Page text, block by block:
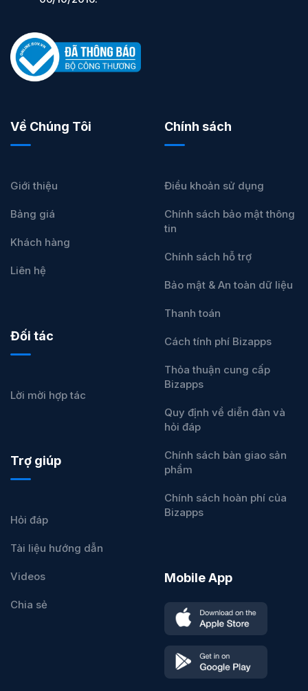
Về Chúng Tôi
Giới thiệu
Bảng giá
Khách hàng
Liên hệ
Đối tác
Lời mời hợp tác
Trợ giúp
Hỏi đáp
Tài liệu hướng dẫn
Videos
Chia sẻ
Chính sách
Điều khoản sử dụng
Chính sách bảo mật thông
tin
Chính sách hỗ trợ
Bảo mật & An toàn dữ liệu
Thanh toán
Cách tính phí Bizapps
Thỏa thuận cung cấp
Bizapps
Quy định về diễn đàn và
hỏi đáp
Chính sách bàn giao sản
phẩm
Chính sách hoàn phí của
Bizapps
Mobile App